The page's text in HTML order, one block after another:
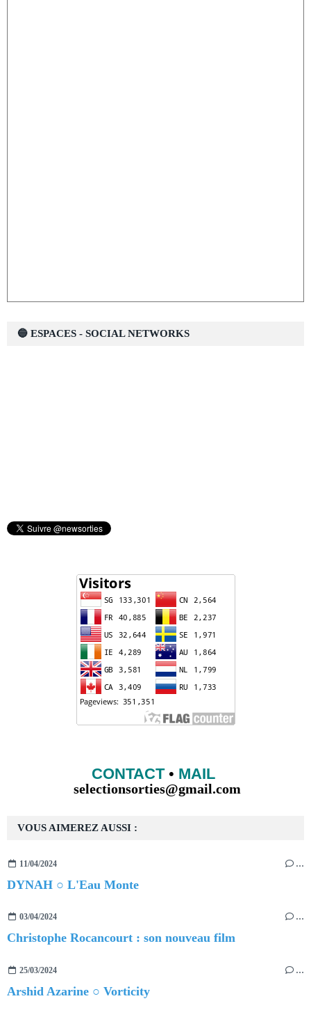
VOUS AIMEREZ AUSSI :
11/04/2024 …
DYNAH ○ L'Eau Monte
03/04/2024 …
Christophe Rocancourt : son nouveau film
25/03/2024 …
Arshid Azarine ○ Vorticity
🔵 ESPACES - SOCIAL NETWORKS
CONTACT• MAIL
selectionsorties@gmail.com